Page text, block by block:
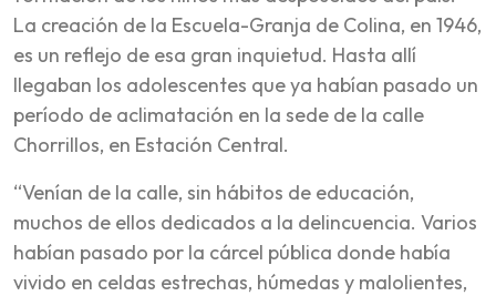
La creación de la Escuela-Granja de Colina, en 1946,
es un reflejo de esa gran inquietud. Hasta allí
llegaban los adolescentes que ya habían pasado un
período de aclimatación en la sede de la calle
Chorrillos, en Estación Central.
“Venían de la calle, sin hábitos de educación,
muchos de ellos dedicados a la delincuencia. Varios
habían pasado por la cárcel pública donde había
vivido en celdas estrechas, húmedas y malolientes,